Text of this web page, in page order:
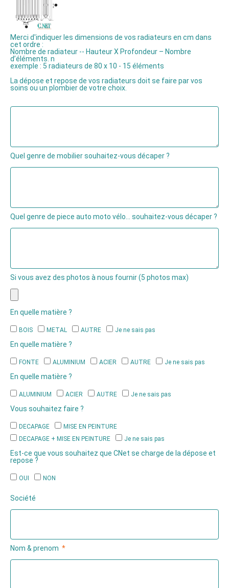
Merci d'indiquer les dimensions de vos radiateurs en cm dans
cet ordre :
Nombre de radiateur -- Hauteur X Profondeur – Nombre
d’éléments. n
exemple : 5 radiateurs de 80 x 10 - 15 éléments
La dépose et repose de vos radiateurs doit se faire par vos
soins ou un plombier de votre choix.
Quel genre de mobilier souhaitez-vous décaper ?
Quel genre de piece auto moto vélo... souhaitez-vous décaper ?
Si vous avez des photos à nous fournir (5 photos max)
En quelle matière ?
BOIS METAL AUTRE Je ne sais pas
En quelle matière ?
FONTE ALUMINIUM ACIER AUTRE Je ne sais pas
En quelle matière ?
ALUMINIUM ACIER AUTRE Je ne sais pas
Vous souhaitez faire ?
DECAPAGE
MISE EN PEINTURE
DECAPAGE + MISE EN PEINTURE
Je ne sais pas
Est-ce que vous souhaitez que CNet se charge de la dépose et
repose ?
OUI NON
Société
Nom & prenom